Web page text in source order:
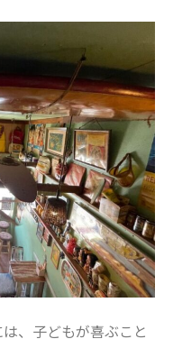
3月
月
月
月
11月
月
月
月
月
月
月、子どもが喜ぶこと